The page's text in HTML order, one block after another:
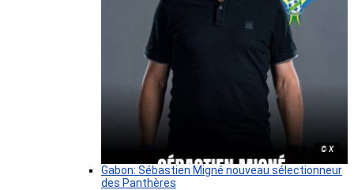
© X
Gabon: Sébastien Migné nouveau sélectionneur
des Panthères